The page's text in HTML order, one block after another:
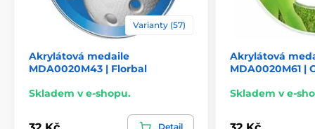
Varianty (57)
Akrylátová medaile
MDA0020M43 | Florbal
Skladem v e-shopu.
Detail
Akrylátová
MDA0020M61 |
Skladem v e-